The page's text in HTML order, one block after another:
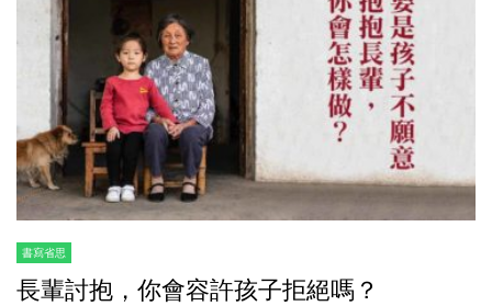
書寫省思
長輩討抱，你會容許孩子拒絕嗎？